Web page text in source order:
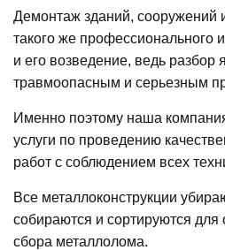
Демонтаж зданий, сооружений
такого же профессионального
и его возведение, ведь разбор
травмоопасным и серьезным
Именно поэтому наша
услуги по проведению
работ с соблюдением всех
Все металлоконструкции
собираются и сортируются для
сбора металлолома.